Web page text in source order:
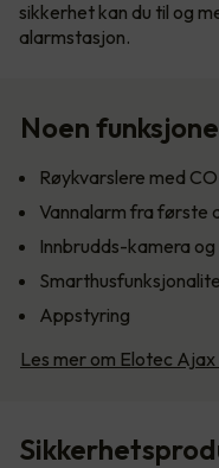
sikkerhet kan du til og
alarmstasjon.
Noen
Røykvarslere med
Vannalarm fra første
Innbrudds-kamera
Appstyring
Les mer om Elotec Ajax